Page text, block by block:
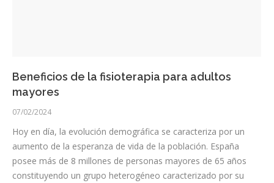
Beneficios de la fisioterapia para adultos
mayores
07/02/2024
Hoy en día, la evolución demográfica se caracteriza por un
aumento de la esperanza de vida de la población. España
posee más de 8 millones de personas mayores de 65 años
constituyendo un grupo heterogéneo caracterizado por su